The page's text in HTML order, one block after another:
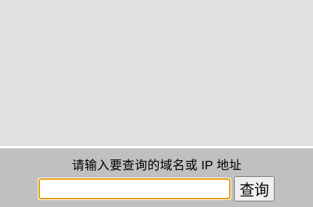
请输入要查询的域名或 IP 地址